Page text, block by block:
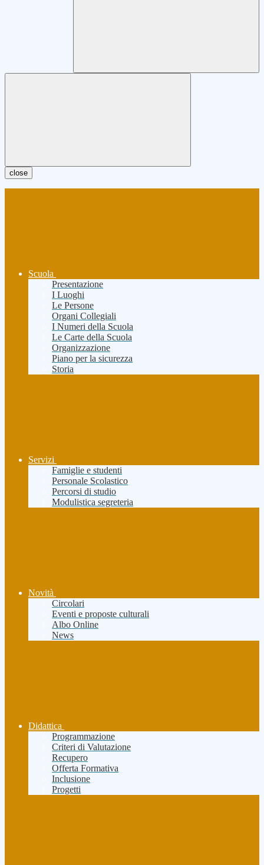
close
Scuola
Presentazione
I Luoghi
Le Persone
Organi Collegiali
I Numeri della Scuola
Le Carte della Scuola
Organizzazione
Piano per la sicurezza
Storia
Servizi
Famiglie e studenti
Personale Scolastico
Percorsi di studio
Modulistica segreteria
Novità
Circolari
Eventi e proposte culturali
Albo Online
News
Didattica
Programmazione
Criteri di Valutazione
Recupero
Offerta Formativa
Inclusione
Progetti